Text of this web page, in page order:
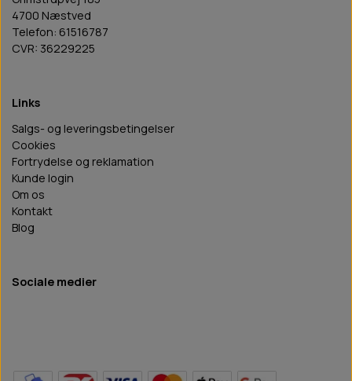
4700 Næstved
Telefon: 61516787
CVR: 36229225
Links
Salgs- og leveringsbetingelser
Cookies
Fortrydelse og reklamation
Kunde login
Om os
Kontakt
Blog
Sociale medier